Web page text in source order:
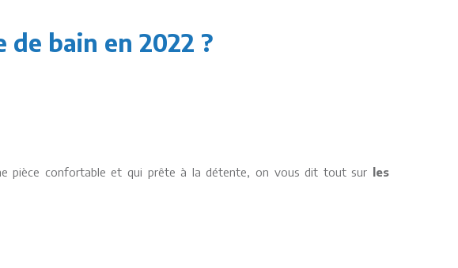
de bain en 2022 ?
pièce confortable et qui prête à la détente, on vous dit tout sur les